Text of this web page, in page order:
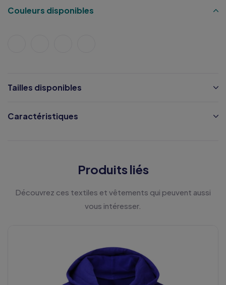
Couleurs disponibles
Tailles disponibles
Caractéristiques
Produits liés
Découvrez ces textiles et vêtements qui peuvent aussi
vous intéresser.